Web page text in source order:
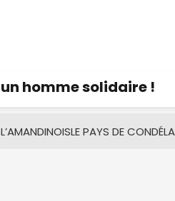
homme solidaire !
L’AMANDINOISLE PAYS DE CONDÉ